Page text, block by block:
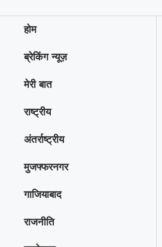
होम
ब्रेकिंग न्यूज़
मेरी बात
राष्ट्रीय
अंतर्राष्ट्रीय
मुजफ्फरनगर
गाजियाबाद
राजनीति